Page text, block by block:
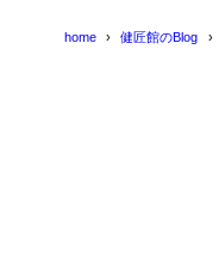
home 健匠館のBlog